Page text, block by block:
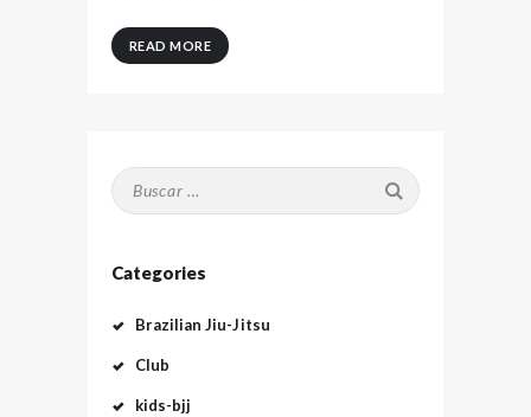
READ MORE
Buscar:
Categories
Brazilian Jiu-Jitsu
Club
kids-bjj